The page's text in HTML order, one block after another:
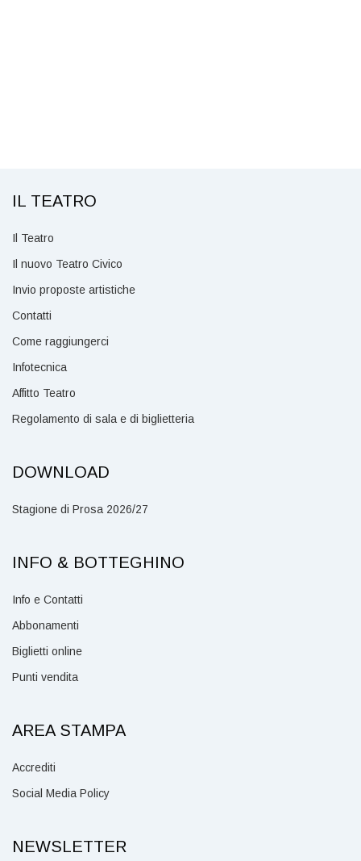
IL TEATRO
Il Teatro
Il nuovo Teatro Civico
Invio proposte artistiche
Contatti
Come raggiungerci
Infotecnica
Affitto Teatro
Regolamento di sala e di biglietteria
DOWNLOAD
Stagione di Prosa 2026/27
INFO & BOTTEGHINO
Info e Contatti
Abbonamenti
Biglietti online
Punti vendita
AREA STAMPA
Accrediti
Social Media Policy
NEWSLETTER